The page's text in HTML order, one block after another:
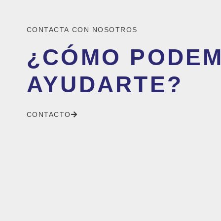
CONTACTA CON NOSOTROS
¿CÓMO
AYUDARTE?
CONTACTO